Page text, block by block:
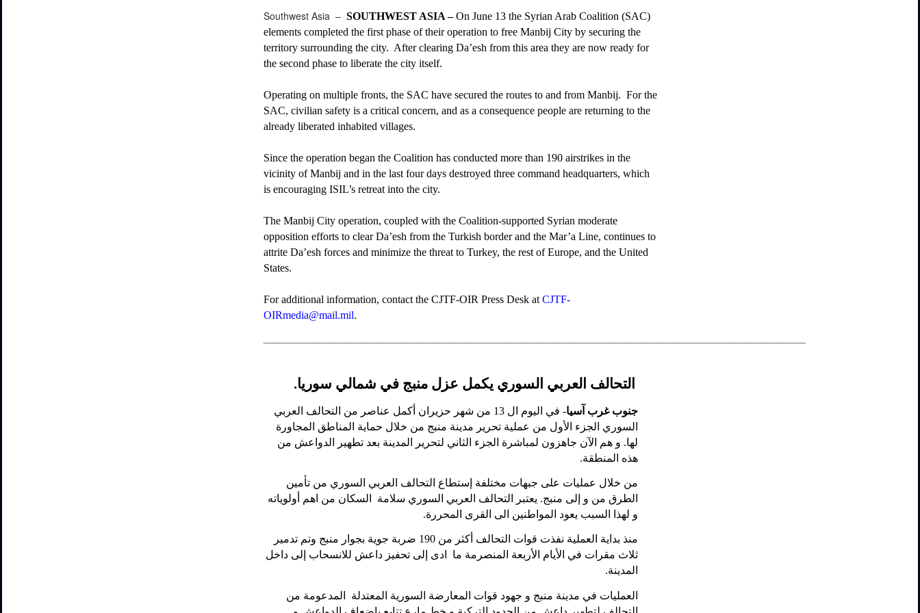
Southwest Asia – SOUTHWEST ASIA –On June 13 the Syrian Arab Coalition (SAC)
elements completed the first phase of their operation to free Manbij City by securing the
territory surrounding the city. After clearing Da’esh from this area they are now ready for
the second phase to liberate the city itself.
Operating on multiple fronts, the SAC have secured the routes to and from Manbij. For the
SAC, civilian safety is a critical concern, and as a consequence people are returning to the
already liberated inhabited villages.
Since the operation began the Coalition has conducted more than 190 airstrikes in the
vicinity of Manbij and in the last four days destroyed three command headquarters, which
is encouraging ISIL’s retreat into the city.
The Manbij City operation, coupled with the Coalition-supported Syrian moderate
opposition efforts to clear Da’esh from the Turkish border and the Mar’a Line, continues to
attrite Da’esh forces and minimize the threat to Turkey, the rest of Europe, and the United
States.
For additional information, contact the CJTF-OIR Press Desk at CJTF-
OIRmedia@mail.mil.
التحالف العربي السوري يكمل عزل منبج في شمالي سوريا.
جنوب غرب آسيا- في ال
يوم ال 13 من شهر حزيران أكمل عناصر من التحالف العربي
السوري الجزء الأول من عملية تحرير مدينة منبج من خلال حماية المناطق المجاورة
لها. و هم الآن جاهزون لمباشرة الجزء الثاني لتحرير المدينة بعد تطهير الدواعش من
هذه المنطقة.
من خلال عمليات على جبهات مختلفة إستطاع التحالف العربي السوري من تأمين
الطرق من و إلى منبج. يعتبر
التحالف العربي السوري سلامة السكان من اهم
أولوياته
و لهذا السبب يعود المواطنين الى القرى المحررة.
منذ بداية العملية نفذت قوات التحالف أكثر من 190 ضربة جوية بجوار منبج وتم تدمير
ثلاث مقرات في الأيام الأربعة المنصرمة ما ادى إلى تحفيز داعش للانسحاب إلى داخل
المدينة.
العمليات في مدينة منبج و جهود قوات المعارضة السورية المعتدلة المدعومة من